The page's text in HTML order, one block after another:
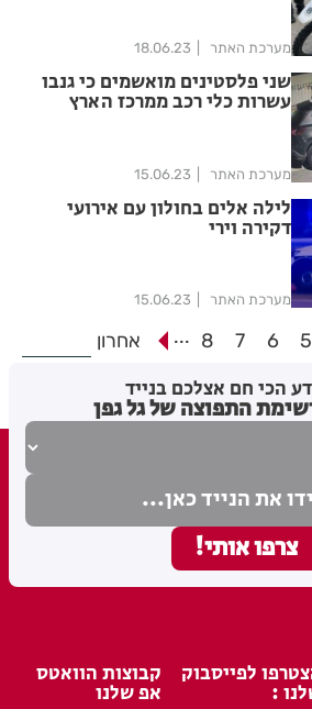
מערכת האתר 18.06.23
שני פלסטינים מואשמים כי גנבו
עשרות כלי רכב ממרכז הארץ
מערכת האתר 15.06.23
לילה אלים בחולון עם אירועי
דקירה וירי
מערכת האתר 15.06.23
5
6
7
8
... אחרון
הכי חם אצלכם בנייד
התפוצה של גל גפן
לפייסבוק
:
קבוצות הוואטס
אפ שלנו